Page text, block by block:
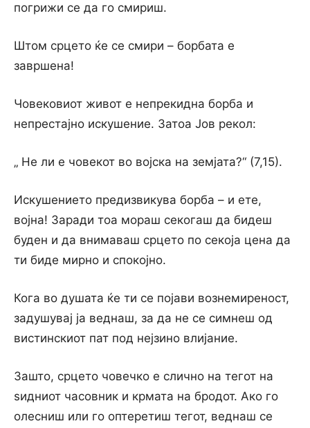
погрижи се да го смириш.
Штом срцето ќе се смири – борбата е
завршена!
Човековиот живот е непрекидна борба и
непрестајно искушение. Затоа Јов рекол:
„ Не ли е човекот во војска на земјата?“ (7,15).
Искушението предизвикува борба – и ете,
војна! Заради тоа мораш секогаш да бидеш
буден и да внимаваш срцето по секоја цена да
ти биде мирно и спокојно.
Кога во душата ќе ти се појави вознемиреност,
задушувај ја веднаш, за да не се симнеш од
вистинскиот пат под нејзино влијание.
Зашто, срцето човечко е слично на тегот на
ѕидниот часовник и крмата на бродот. Ако го
олесниш или го оптеретиш тегот, веднаш се